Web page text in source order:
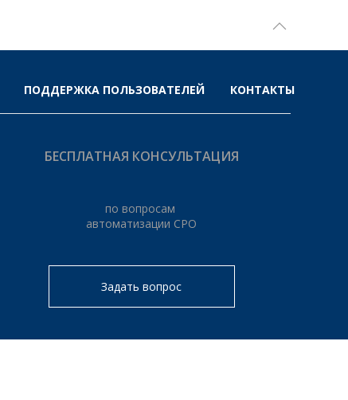
ПОДДЕРЖКА ПОЛЬЗОВАТЕЛЕЙ КОНТАКТЫ
БЕСПЛАТНАЯ КОНСУЛЬТАЦИЯ
по вопросам
автоматизации СРО
Задать вопрос